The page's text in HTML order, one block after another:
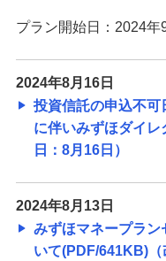
プラン開始日：2024年
2024年8月16日
投資信託の申込不可
に伴いみずほダイ
日：8月16日）
2024年8月13日
みずほマネープラン
いて(PDF/641KB)（